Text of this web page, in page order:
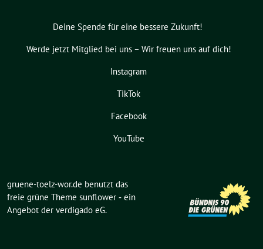
Deine Spende für eine bessere Zukunft!
Werde jetzt Mitglied bei uns – Wir freuen uns auf dich!
Instagram
TikTok
Facebook
YouTube
gruene-toelz-wor.de benutzt das
freie grüne Theme sunflower ‐ ein
Angebot der verdigado eG.